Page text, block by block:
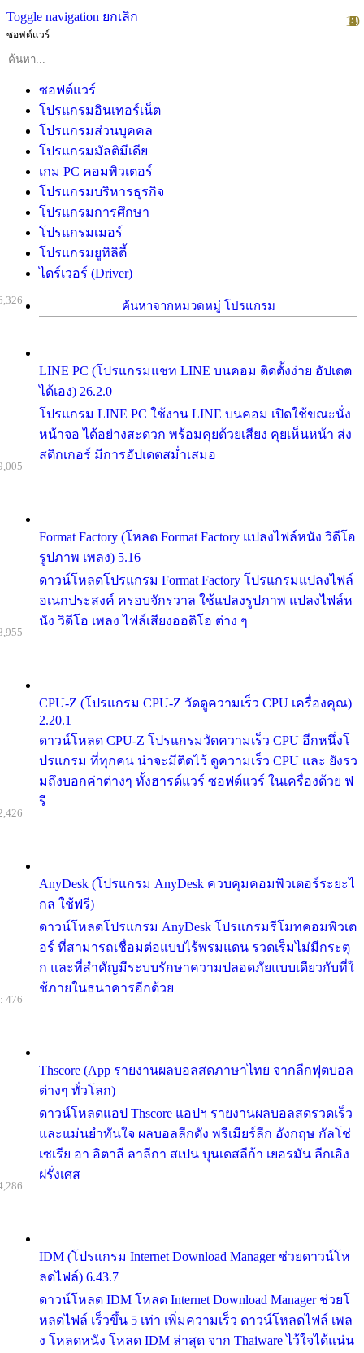
Toggle navigation ยกเลิก
ซอฟต์แวร์
ซอฟต์แวร์
โปรแกรมอินเทอร์เน็ต
โปรแกรมส่วนบุคคล
โปรแกรมมัลติมีเดีย
เกม PC คอมพิวเตอร์
โปรแกรมบริหารธุรกิจ
โปรแกรมการศึกษา
โปรแกรมเมอร์
โปรแกรมยูทิลิตี้
ไดร์เวอร์ (Driver)
ค้นหาจากหมวดหมู่ โปรแกรม
LINE PC (โปรแกรมแชท LINE บนคอม ติดตั้งง่าย อัปเดต
ได้เอง) 26.2.0
โปรแกรม LINE PC ใช้งาน LINE บนคอม เปิดใช้ขณะนั่ง
หน้าจอ ได้อย่างสะดวก พร้อมคุยด้วยเสียง คุยเห็นหน้า ส่ง
สติกเกอร์ มีการอัปเดตสม่ำเสมอ
Format Factory (โหลด Format Factory แปลงไฟล์หนัง วิดีโอ
รูปภาพ เพลง) 5.16
ดาวน์โหลดโปรแกรม Format Factory โปรแกรมแปลงไฟล์
อเนกประสงค์ ครอบจักรวาล ใช้แปลงรูปภาพ แปลงไฟล์ห
นัง วิดีโอ เพลง ไฟล์เสียงออดิโอ ต่าง ๆ
CPU-Z (โปรแกรม CPU-Z วัดดูความเร็ว CPU เครื่องคุณ)
2.20.1
ดาวน์โหลด CPU-Z โปรแกรมวัดความเร็ว CPU อีกหนึ่งโ
ปรแกรม ที่ทุกคน น่าจะมีติดไว้ ดูความเร็ว CPU และ ยังรว
มถึงบอกค่าต่างๆ ทั้งฮารด์แวร์ ซอฟต์แวร์ ในเครื่องด้วย ฟ
รี
AnyDesk (โปรแกรม AnyDesk ควบคุมคอมพิวเตอร์ระยะไ
กล ใช้ฟรี)
ดาวน์โหลดโปรแกรม AnyDesk โปรแกรมรีโมทคอมพิวเต
อร์ ที่สามารถเชื่อมต่อแบบไร้พรมแดน รวดเร็มไม่มีกระตุ
ก และที่สำคัญมีระบบรักษาความปลอดภัยแบบเดียวกับที่ใ
ช้ภายในธนาคารอีกด้วย
Thscore (App รายงานผลบอลสดภาษาไทย จากลีกฟุตบอล
ต่างๆ ทั่วโลก)
ดาวน์โหลดแอป Thscore แอปฯ รายงานผลบอลสดรวดเร็ว
และแม่นยำทันใจ ผลบอลลีกดัง พรีเมียร์ลีก อังกฤษ กัลโช่
เซเรีย อา อิตาลี ลาลีกา สเปน บุนเดสลีก้า เยอรมัน ลีกเอิง
ฝรั่งเศส
476
IDM (โปรแกรม Internet Download Manager ช่วยดาวน์โห
ลดไฟล์) 6.43.7
ดาวน์โหลด IDM โหลด Internet Download Manager ช่วยโ
หลดไฟล์ เร็วขึ้น 5 เท่า เพิ่มความเร็ว ดาวน์โหลดไฟล์ เพล
ง โหลดหนัง โหลด IDM ล่าสุด จาก Thaiware ไว้ใจได้แน่น
1
2
3
4
5
6
7
8
9
10